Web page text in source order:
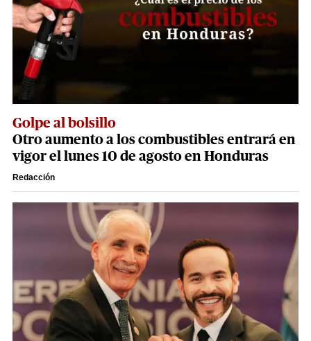
Golpe al bolsillo
Otro aumento a los combustibles entrará en
vigor el lunes 10 de agosto en Honduras
Redacción